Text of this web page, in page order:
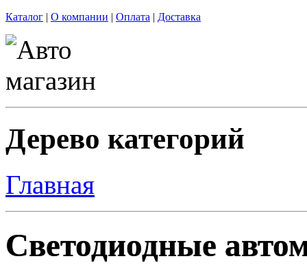
Каталог | О компании | Оплата | Доставка
Дерево категорий
Главная
Светодиодные